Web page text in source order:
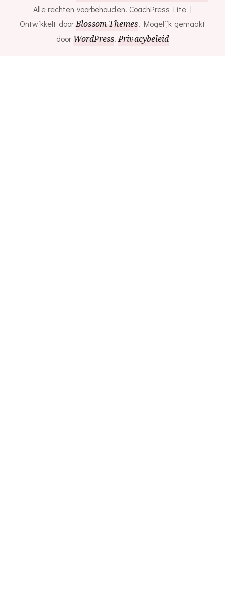
Alle rechten voorbehouden. CoachPress Lite |
Ontwikkelt doorBlossom Themes. Mogelijk gemaakt
doorWordPress. Privacybeleid